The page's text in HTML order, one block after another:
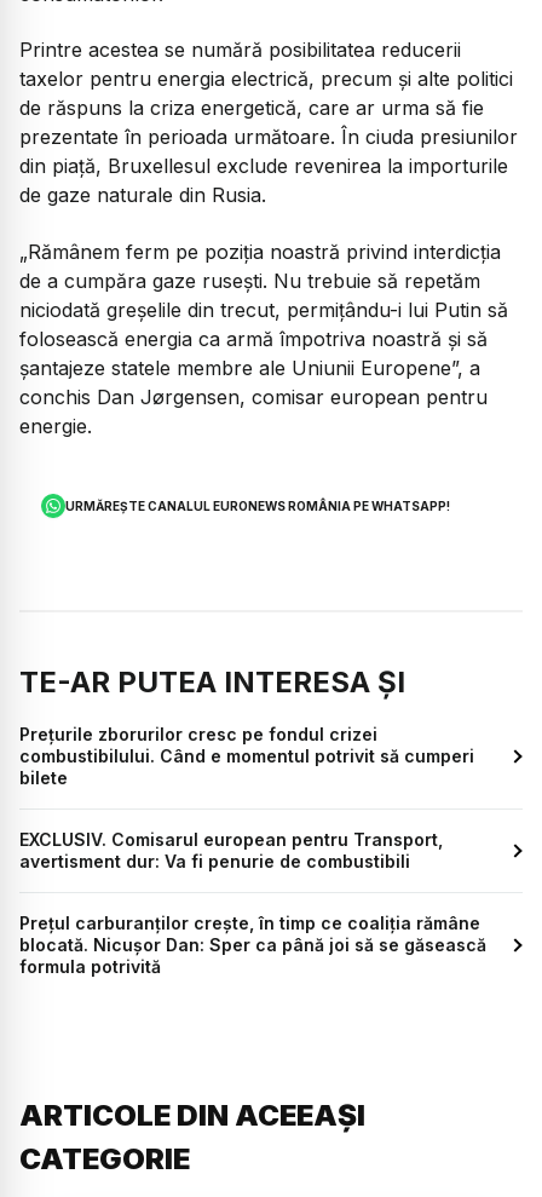
Printre acestea se numără posibilitatea reducerii
taxelor pentru energia electrică, precum și alte politici
de răspuns la criza energetică, care ar urma să fie
prezentate în perioada următoare. În ciuda presiunilor
din piață, Bruxellesul exclude revenirea la importurile
de gaze naturale din Rusia.
„Rămânem ferm pe poziția noastră privind interdicția
de a cumpăra gaze rusești. Nu trebuie să repetăm
niciodată greșelile din trecut, permițându-i lui Putin să
folosească energia ca armă împotriva noastră și să
șantajeze statele membre ale Uniunii Europene”, a
conchis Dan Jørgensen, comisar european pentru
energie.
URMĂREȘTE CANALUL EURONEWS ROMÂNIA PE WHATSAPP!
TE-AR PUTEA INTERESA ȘI
Prețurile zborurilor cresc pe fondul crizei
combustibilului. Când e momentul potrivit să cumperi
bilete
EXCLUSIV. Comisarul european pentru Transport,
avertisment dur: Va fi penurie de combustibili
Prețul carburanților crește, în timp ce coaliția rămâne
blocată. Nicușor Dan: Sper ca până joi să se găsească
formula potrivită
ARTICOLE DIN ACEEAȘI
CATEGORIE